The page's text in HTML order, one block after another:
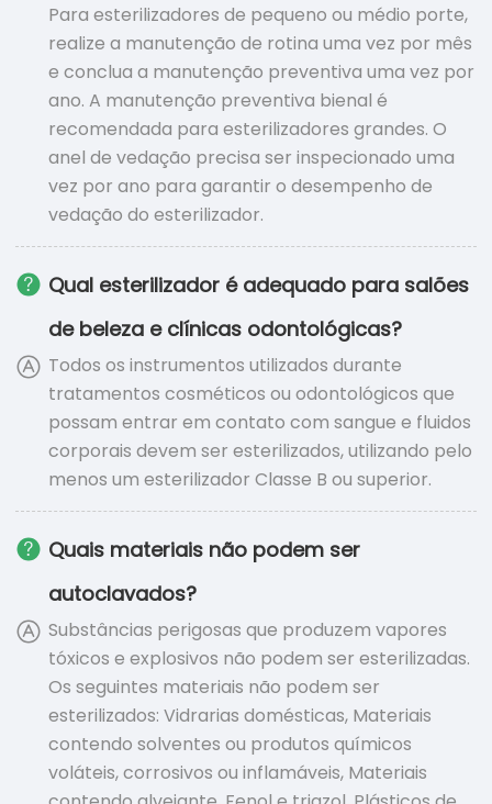
Para esterilizadores de pequeno ou médio porte,
realize a manutenção de rotina uma vez por mês
e conclua a manutenção preventiva uma vez por
ano. A manutenção preventiva bienal é
recomendada para esterilizadores grandes. O
anel de vedação precisa ser inspecionado uma
vez por ano para garantir o desempenho de
vedação do esterilizador.
Qual esterilizador é adequado para salões
de beleza e clínicas odontológicas?
Todos os instrumentos utilizados durante
tratamentos cosméticos ou odontológicos que
possam entrar em contato com sangue e fluidos
corporais devem ser esterilizados, utilizando pelo
menos um esterilizador Classe B ou superior.
Quais materiais não podem ser
autoclavados?
Substâncias perigosas que produzem vapores
tóxicos e explosivos não podem ser esterilizadas.
Os seguintes materiais não podem ser
esterilizados: Vidrarias domésticas, Materiais
contendo solventes ou produtos químicos
voláteis, corrosivos ou inflamáveis, Materiais